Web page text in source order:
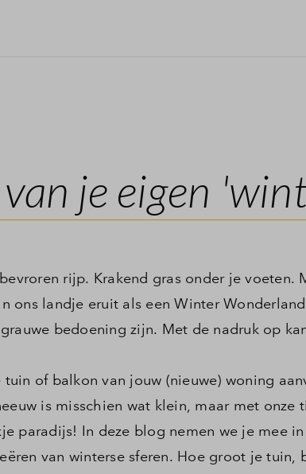
je eigen
rijp. Krakend gras onder je voeten.
ons landje eruit als een Winter
bedoening zijn. Met de nadruk op
of balkon van jouw (nieuwe) woning
is misschien wat klein, maar met
paradijs! In deze blog nemen we je mee
van winterse sferen. Hoe groot je tuin,